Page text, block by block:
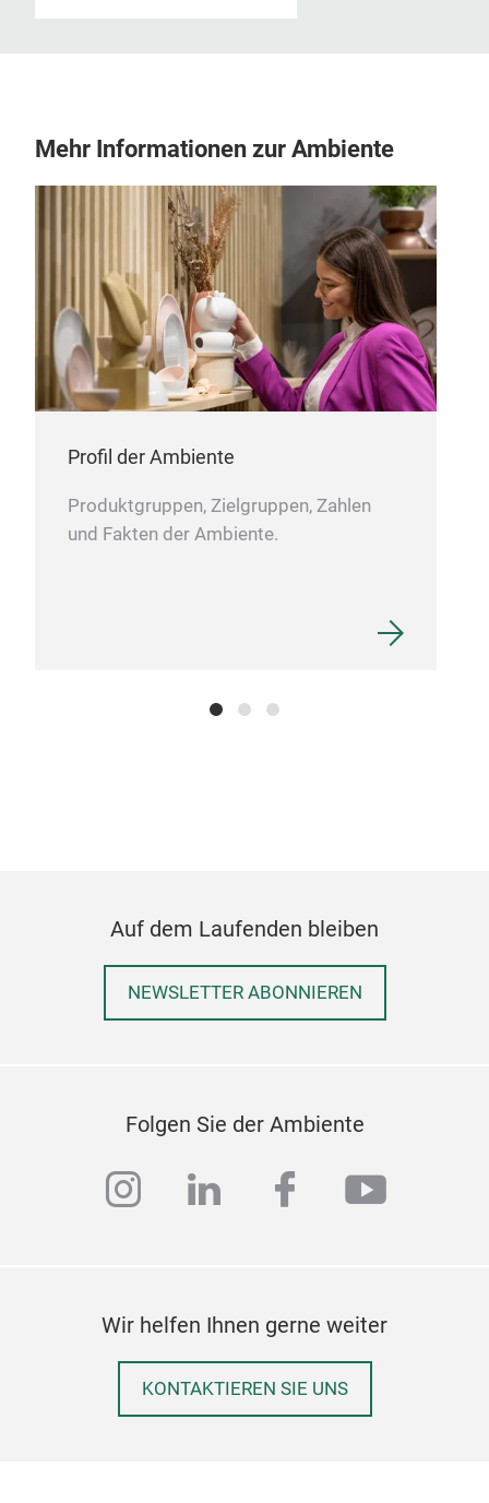
Mehr Informationen zur Ambiente
Profil der Ambiente
Produktgruppen, Zielgruppen, Zahlen
und Fakten der Ambiente.
Auf dem Laufenden bleiben
NEWSLETTER ABONNIEREN
Folgen Sie der Ambiente
instagram
linkedinfacebook
Wir helfen Ihnen gerne weiter
KONTAKTIEREN SIE UNS